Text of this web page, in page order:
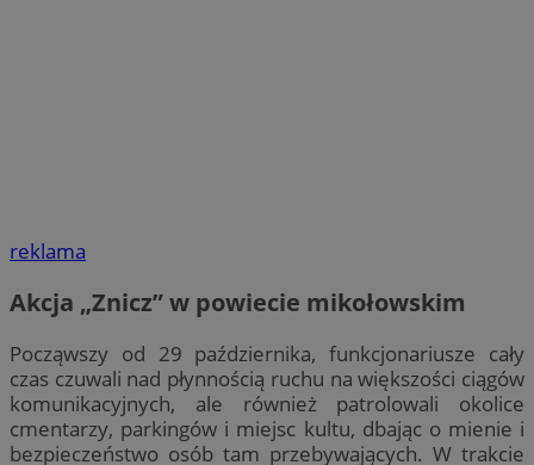
reklama
Akcja „Znicz” w powiecie mikołowskim
Począwszy od 29 października, funkcjonariusze cały
czas czuwali nad płynnością ruchu na większości ciągów
komunikacyjnych, ale również patrolowali okolice
cmentarzy, parkingów i miejsc kultu, dbając o mienie i
bezpieczeństwo osób tam przebywających. W trakcie